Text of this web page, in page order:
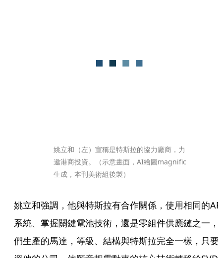
姚立和（左）宣稱是特斯拉的協力廠商，力
邀港商投資。（示意畫面，AI繪圖magnific
生成，本刊美術組後製）
姚立和強調，他與特斯拉有合作關係，使用相同的
系統、掌握關鍵電池技術，還是零組件供應鏈之一，
們生產的馬達，等級、結構與特斯拉完全一樣，只要